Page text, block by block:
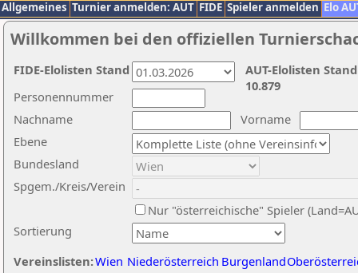
Allgemeines Turnier anmelden: AUT FIDE Spieler anmelden Elo
Willkommen bei den offiziellen
Nachname
Vorname
Ebene
Sortierung
Personennummer
Bundesland
Spgem./Kreis/Verein
Nur "österreichische" Spieler
Vereinslisten:Wien Niederösterreich Burgenland
AUT-Elolisten
10.879
FIDE-Elolisten Stand